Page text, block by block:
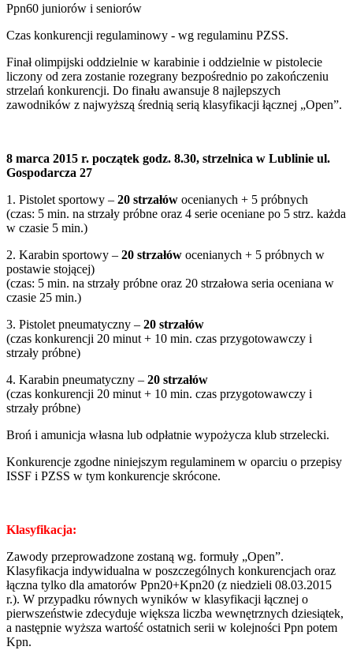
Ppn60 juniorów i seniorów
Czas konkurencji regulaminowy - wg regulaminu PZSS.
Finał olimpijski oddzielnie w karabinie i oddzielnie w pistolecie
liczony od zera zostanie rozegrany bezpośrednio po zakończeniu
strzelań konkurencji. Do finału awansuje 8 najlepszych
zawodników z najwyższą średnią serią klasyfikacji łącznej „Open”.
8 marca 2015 r. początek godz. 8.30, strzelnica w Lublinie ul.
Gospodarcza 27
1. Pistolet sportowy – 20 strzałów ocenianych + 5 próbnych
(czas: 5 min. na strzały próbne oraz 4 serie oceniane po 5 strz. każda
w czasie 5 min.)
2. Karabin sportowy – 20 strzałów ocenianych + 5 próbnych w
postawie stojącej)
(czas: 5 min. na strzały próbne oraz 20 strzałowa seria oceniana w
czasie 25 min.)
3. Pistolet pneumatyczny – 20 strzałów
(czas konkurencji 20 minut + 10 min. czas przygotowawczy i
strzały próbne)
4. Karabin pneumatyczny – 20 strzałów
(czas konkurencji 20 minut + 10 min. czas przygotowawczy i
strzały próbne)
Broń i amunicja własna lub odpłatnie wypożycza klub strzelecki.
Konkurencje zgodne niniejszym regulaminem w oparciu o przepisy
ISSF i PZSS w tym konkurencje skrócone.
Klasyfikacja:
Zawody przeprowadzone zostaną wg. formuły „Open”.
Klasyfikacja indywidualna w poszczególnych konkurencjach oraz
łączna tylko dla amatorów Ppn20+Kpn20 (z niedzieli 08.03.2015
r.). W przypadku równych wyników w klasyfikacji łącznej o
pierwszeństwie zdecyduje większa liczba wewnętrznych dziesiątek,
a następnie wyższa wartość ostatnich serii w kolejności Ppn potem
Kpn.